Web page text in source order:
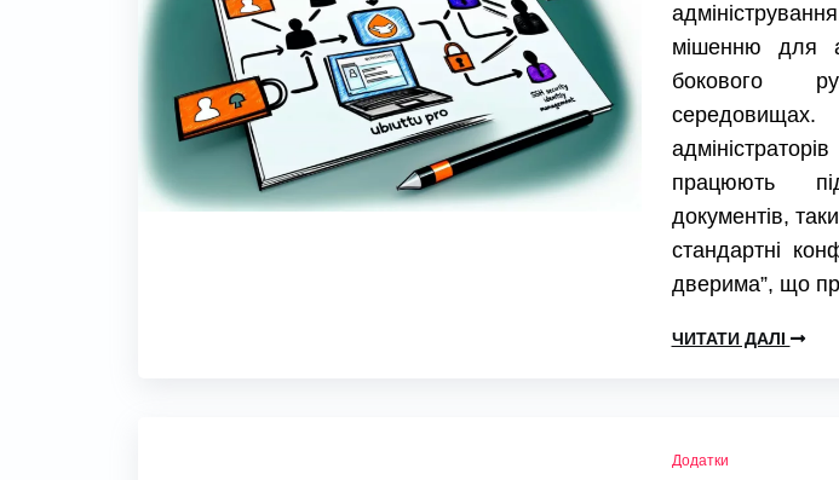
мішенню для
бокового
працюють
документів,
стандартні
дверима”, що
ЧИТАТИ ДАЛІ
Додатки